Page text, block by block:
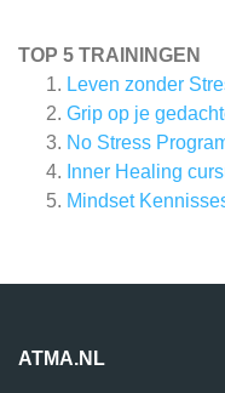
TOP 5 TRAININGEN
Leven zonder
Grip op je
No Stress
Inner Healing
Mindset
ATMA.NL